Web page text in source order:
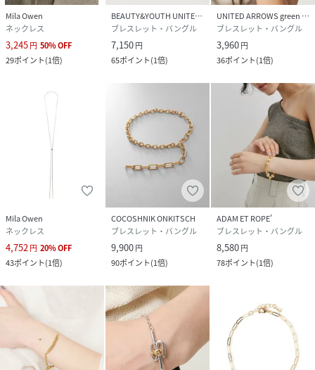
Mila Owen
ネックレス
3,245円 50%OFF
29ポイント(1倍)
BEAUTY&YOUTH UNITED ARROWS
ブレスレット・バングル
7,150円
65ポイント(1倍)
UNITED ARROWS green label relaxing
ブレスレット・バングル
3,960円
36ポイント(1倍)
Mila Owen
ネックレス
4,752円 20%OFF
43ポイント(1倍)
COCOSHNIK ONKITSCH
ブレスレット・バングル
9,900円
90ポイント(1倍)
ADAM ET ROPE'
ブレスレット・バングル
8,580円
78ポイント(1倍)